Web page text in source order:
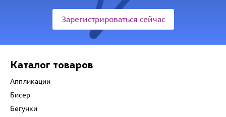
Зарегистрироваться сейчас
Каталог товаров
Аппликации
Бисер
Бегунки